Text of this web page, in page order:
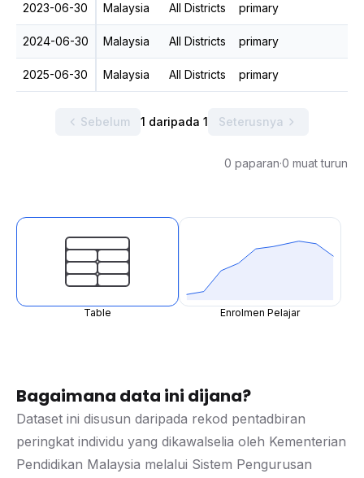
2023-06-30 Malaysia All Districts primary
2024-06-30 Malaysia All Districts primary
2025-06-30 Malaysia All Districts primary
Sebelum 1 daripada 1 Seterusnya
0 paparan·0 muat turun
Table Enrolmen Pelajar
Bagaimana data ini dijana?
Dataset ini disusun daripada rekod pentadbiran
peringkat individu yang dikawalselia oleh Kementerian
Pendidikan Malaysia melalui Sistem Pengurusan